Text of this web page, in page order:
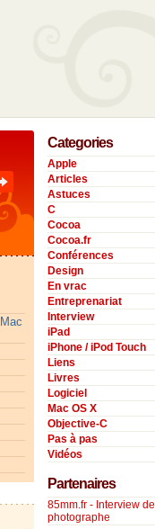
Categories
Apple
Articles
Astuces
C
Cocoa
Cocoa.fr
Conférences
Design
En vrac
Entreprenariat
Interview
iPad
iPhone / iPod Touch
Liens
Livres
Logiciel
Mac OS X
Objective-C
Pas à pas
Vidéos
Partenaires
85mm.fr - Interview de
photographe